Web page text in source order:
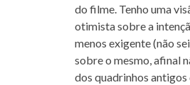
do filme. Tenho uma
otimista sobre a
menos exigente (não
sobre o mesmo, afinal
dos quadrinhos